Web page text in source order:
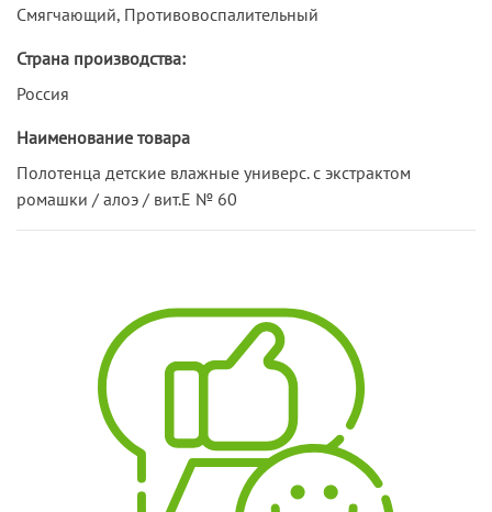
Смягчающий, Противовоспалительный
Страна производства:
Россия
Наименование товара
Полотенца детские влажные универс. с экстрактом
ромашки / алоэ / вит.Е № 60